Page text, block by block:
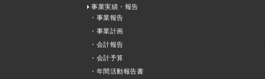
事業実績・報告
・事業報告
・事業計画
・会計報告
・会計予算
・年間活動報告書